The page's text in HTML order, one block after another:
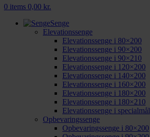
0 items 0,00 kr.
Senge
Elevationssenge
Elevationssenge i 80×200
Elevationssenge i 90×200
Elevationssenge i 90×210
Elevationssenge i 120×200
Elevationssenge i 140×200
Elevationssenge i 160×200
Elevationssenge i 180×200
Elevationssenge i 180×210
Elevationssenge i specialmål
Opbevaringssenge
Opbevaringssenge i 80×200